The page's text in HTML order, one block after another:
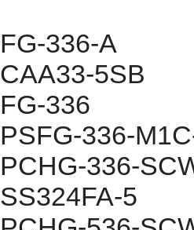
FG-336-A
CAA33-5SB
FG-336
PSFG-336-
PCHG-336-
SS324FA-5